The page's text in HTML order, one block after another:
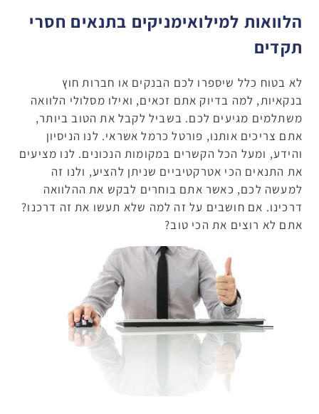
הלוואות למילואימניקים בתנאים חסרי
תקדים
לא בטוח כלל שיספרו לכם הבנקים או חברות חוץ
בנקאיות, למה בדיוק אתם זכאים, ואילו מסלולי הלוואה
משתלמים מגיעים לכם. בשביל לקבל את הטוב ביותר,
אתם צריכים אותנו, פורטל כרמל אשראי. לנו הניסיון
והידע, ומעל הכל הקשרים במקומות הנכונים. לנו מציעים
את התנאים הכי אטרקטיביים שניתן להציע, ולנו זה
למעשה לכם, כאשר אתם בוחרים לבקש את ההלוואה
דרכינו. אם חושבים על זה למה שלא תעשו את זה דרכנו?
אתם לא רוצים את הכי טוב?